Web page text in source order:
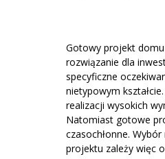
Gotowy projekt
rozwiązanie dla
specyficzne
nietypowym
realizacji wysokich
Natomiast gotowe
czasochłonne.
projektu zależy więc